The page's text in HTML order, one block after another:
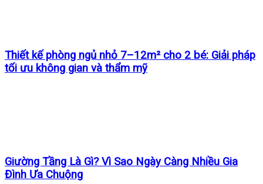
Thiết kế phòng ngủ nhỏ 7–12m² cho 2 bé: Giải pháp
tối ưu không gian và thẩm mỹ
Giường Tầng Là Gì? Vì Sao Ngày Càng Nhiều Gia
Đình Ưa Chuộng